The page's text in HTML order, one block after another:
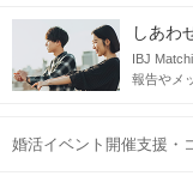
しあわ
IBJ
報告やメ
婚活イベント開催支援・